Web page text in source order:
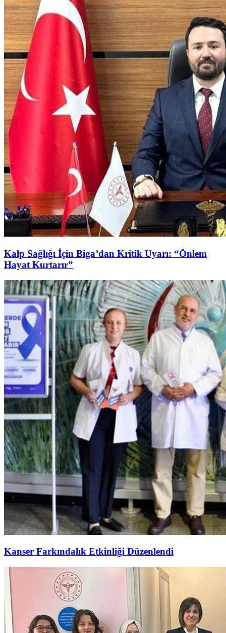
Kalp Sağlığı İçin Biga’dan Kritik Uyarı: “Önlem
Hayat Kurtarır”
Kanser Farkındalık Etkinliği Düzenlendi